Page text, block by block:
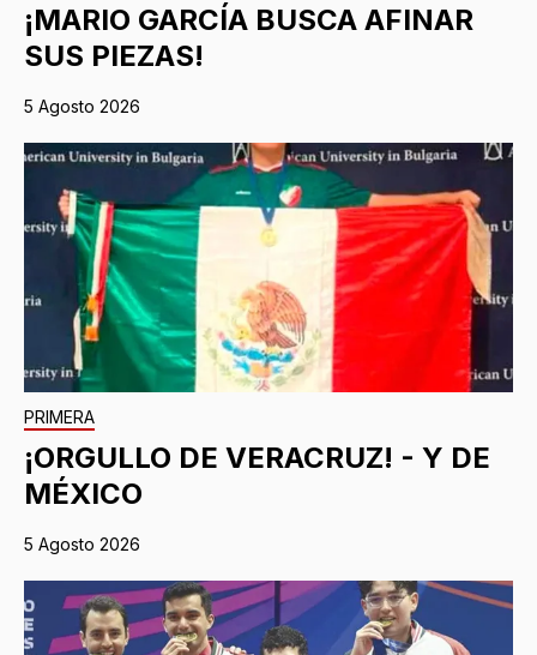
¡MARIO GARCÍA BUSCA AFINAR
SUS PIEZAS!
5 Agosto 2026
PRIMERA
¡ORGULLO DE VERACRUZ! - Y DE
MÉXICO
5 Agosto 2026